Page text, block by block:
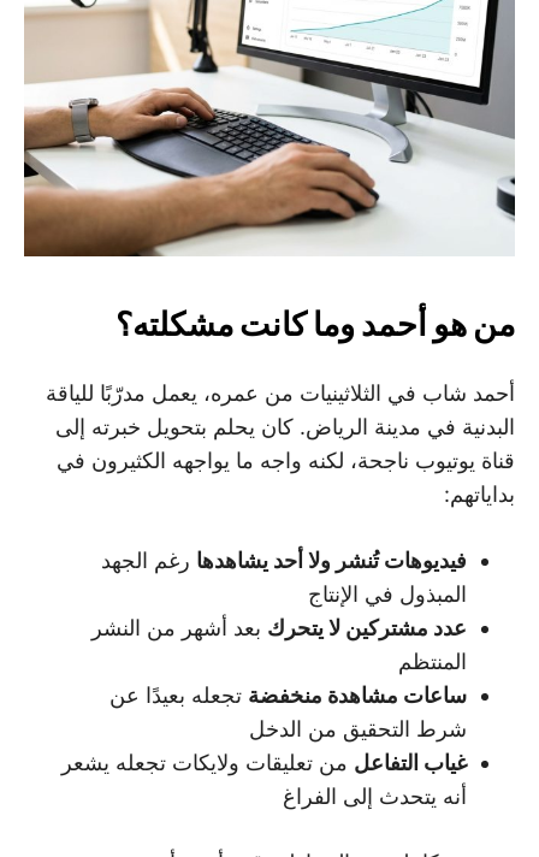
من هو أحمد وما كانت مشكلته؟
أحمد شاب في الثلاثينيات من عمره، يعمل مدرّبًا للياقة
البدنية في مدينة الرياض. كان يحلم بتحويل خبرته إلى
قناة يوتيوب ناجحة، لكنه واجه ما يواجهه الكثيرون في
بداياتهم:
فيديوهات تُنشر ولا أحد يشاهدها رغم الجهد
المبذول في الإنتاج
عدد مشتركين لا يتحرك بعد أشهر من النشر
المنتظم
ساعات مشاهدة منخفضة تجعله بعيدًا عن
شرط التحقيق من الدخل
غياب التفاعل من تعليقات ولايكات تجعله يشعر
أنه يتحدث إلى الفراغ